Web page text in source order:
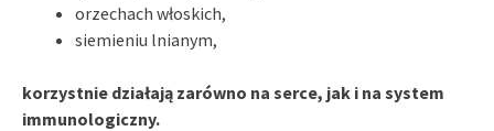
orzechach włoskich,
siemieniu lnianym,
korzystnie działają zarówno na serce, jak i na system
immunologiczny.